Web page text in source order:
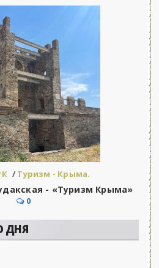
/ Туризм - Крыма.
- «Туризм Крыма»
0
ДНЯ